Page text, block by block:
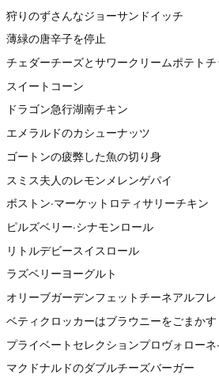
狩りのずさんなジョーサンドイッチ
薄緑の唐辛子を停止
チェダーチーズとサワークリームポテト
スイートコーン
ドラゴン急行湖南チキン
エメラルドのカシューナッツ
ゴートンの疲弊した魚の切り身
スミス夫人のレモンメレンゲパイ
ボストン·マーケットロティサリーチキン
ピルズベリー·シナモンロール
リトルデビースイスロール
ラズベリーヨーグルト
オリーブガーデンフェットチーネアルフレ
ベティクロッカーはブラウニーをごまかす
プライベートセレクションプロヴォローネ
マクドナルドのダブルチーズバーガー